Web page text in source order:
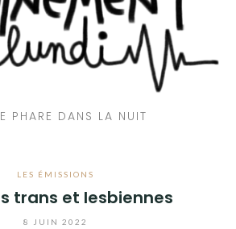
PHARE DANS LA NUIT
LES ÉMISSIONS
trans et lesbiennes
8 JUIN 2022
?